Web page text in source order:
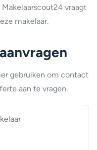
Makelaarscout24 vraagt
makelaar.
gebruiken om contact
aan te vragen.